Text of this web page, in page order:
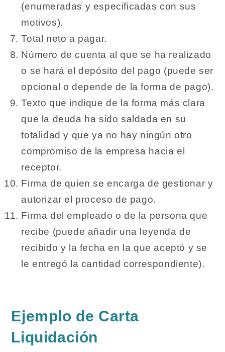
(enumeradas y especificadas con sus
motivos).
Total neto a pagar.
Número de cuenta al que se ha realizado
o se hará el depósito del pago (puede ser
opcional o depende de la forma de pago).
Texto que indique de la forma más clara
que la deuda ha sido saldada en su
totalidad y que ya no hay ningún otro
compromiso de la empresa hacia el
receptor.
Firma de quien se encarga de gestionar y
autorizar el proceso de pago.
Firma del empleado o de la persona que
recibe (puede añadir una leyenda de
recibido y la fecha en la que aceptó y se
le entregó la cantidad correspondiente).
Ejemplo de Carta
Liquidación